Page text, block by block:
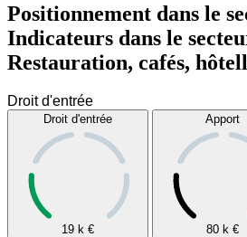
Positionnement dans le
Indicateurs dans le
Restauration, cafés,
Droit d'entrée
19 k €
Apport
80 k €